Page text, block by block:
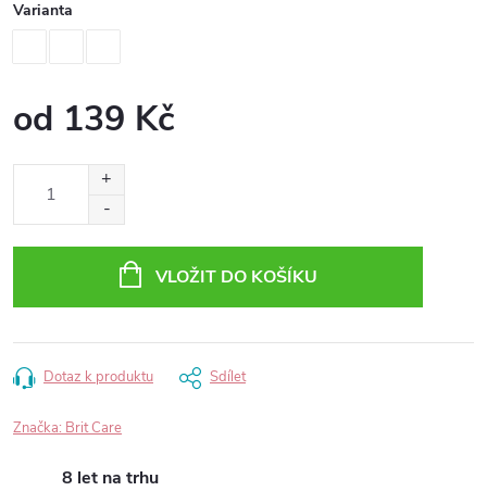
Varianta
od 139 Kč
VLOŽIT DO KOŠÍKU
Dotaz k produktu Sdílet
Značka: Brit Care
8 let na trhu